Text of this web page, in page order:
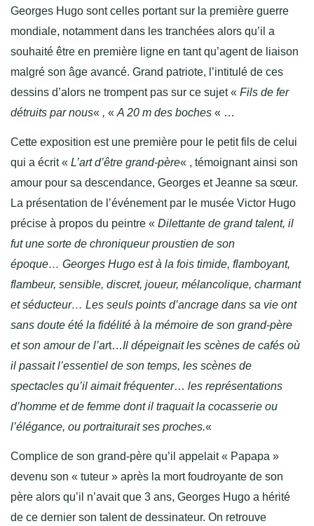
Georges Hugo sont celles portant sur la première guerre
mondiale, notamment dans les tranchées alors qu’il a
souhaité être en première ligne en tant qu’agent de liaison
malgré son âge avancé. Grand patriote, l’intitulé de ces
dessins d’alors ne trompent pas sur ce sujet « Fils de fer
détruits par nous« , « A 20 m des boches « …
Cette exposition est une première pour le petit fils de celui
qui a écrit « L’art d’être grand-père« , témoignant ainsi son
amour pour sa descendance, Georges et Jeanne sa sœur.
La présentation de l’événement par le musée Victor Hugo
précise à propos du peintre « Dilettante de grand talent, il
fut une sorte de chroniqueur proustien de son
époque… Georges Hugo est à la fois timide, flamboyant,
flambeur, sensible, discret, joueur, mélancolique, charmant
et séducteur… Les seuls points d’ancrage dans sa vie ont
sans doute été la fidélité à la mémoire de son grand-père
et son amour de l’art…Il dépeignait les scènes de cafés où
il passait l’essentiel de son temps, les scènes de
spectacles qu’il aimait fréquenter… les représentations
d’homme et de femme dont il traquait la cocasserie ou
l’élégance, ou portraiturait ses proches.«
Complice de son grand-père qu’il appelait « Papapa »
devenu son « tuteur » après la mort foudroyante de son
père alors qu’il n’avait que 3 ans, Georges Hugo a hérité
de ce dernier son talent de dessinateur. On retrouve